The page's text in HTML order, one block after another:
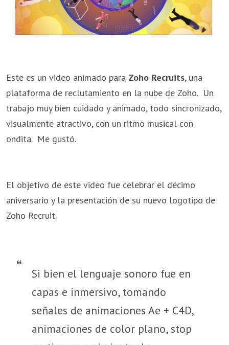
Este es un video animado para Zoho Recruits, una
plataforma de reclutamiento en la nube de Zoho. Un
trabajo muy bien cuidado y animado, todo sincronizado,
visualmente atractivo, con un ritmo musical con
ondita. Me gustó.
El objetivo de este video fue celebrar el décimo
aniversario y la presentación de su nuevo logotipo de
Zoho Recruit.
Si bien el lenguaje sonoro fue en
capas e inmersivo, tomando
señales de animaciones Ae + C4D,
animaciones de color plano, stop